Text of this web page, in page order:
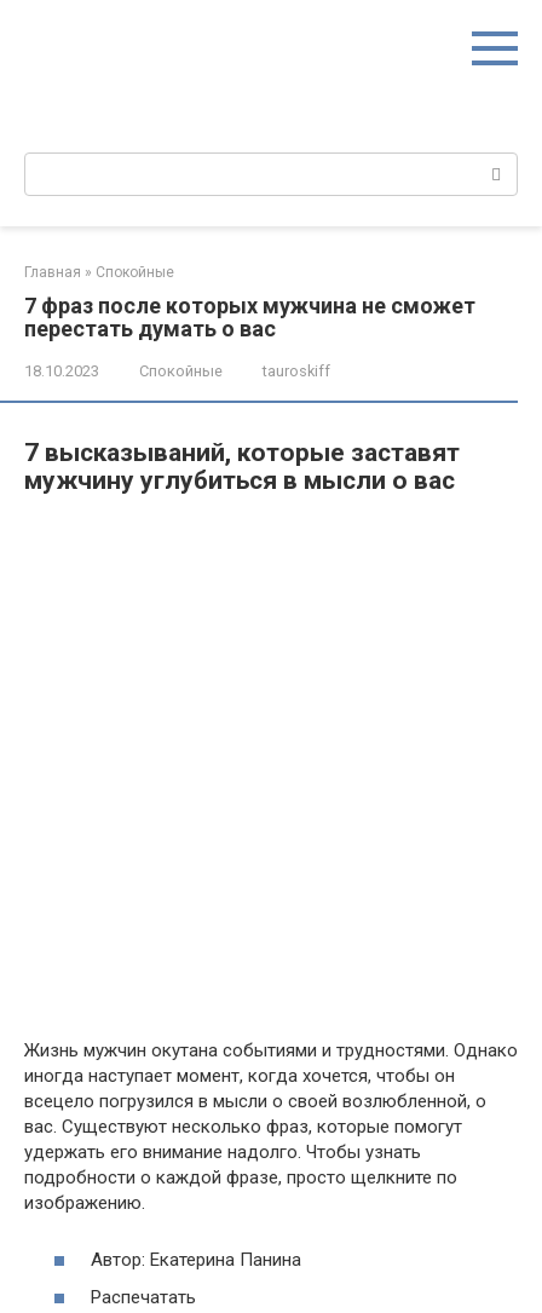
Поиск:
Главная » Спокойные
7 фраз после которых мужчина не сможет
перестать думать о вас
18.10.2023 Спокойные tauroskiff
7 высказываний, которые заставят
мужчину углубиться в мысли о вас
Жизнь мужчин окутана событиями и трудностями. Однако
иногда наступает момент, когда хочется, чтобы он
всецело погрузился в мысли о своей возлюбленной, о
вас. Существуют несколько фраз, которые помогут
удержать его внимание надолго. Чтобы узнать
подробности о каждой фразе, просто щелкните по
изображению.
Автор: Екатерина Панина
Распечатать